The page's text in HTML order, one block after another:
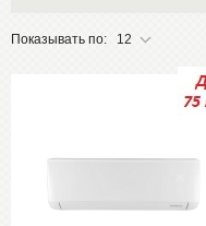
Показывать по: 12